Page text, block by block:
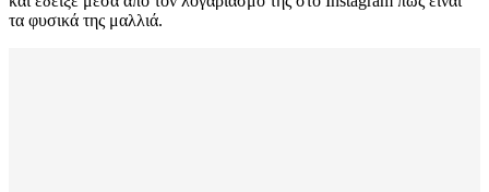
τα φυσικά της μαλλιά.